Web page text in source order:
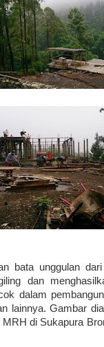
bata unggulan
dan
dalam
lainnya. Gambar
di Sukapura